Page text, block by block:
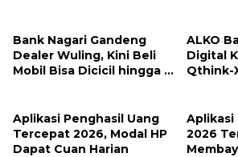
Bank Nagari Gandeng
Dealer Wuling, Kini Beli
Mobil Bisa Dicicil hingga 5
ALKO
Digital
Qthink-
Aplikasi Penghasil Uang
Tercepat 2026, Modal HP
Dapat Cuan Harian
Aplikasi
2026